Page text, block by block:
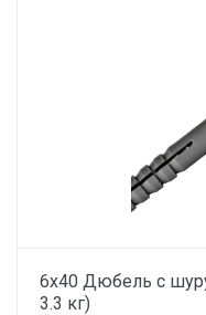
6х40 Дюбель с
3.3 кг)